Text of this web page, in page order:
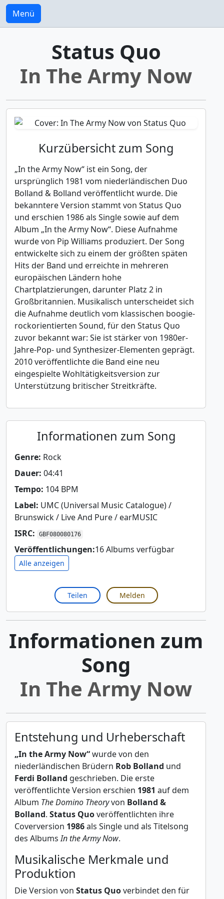
Menü
Status Quo
In The Army Now
Kurzübersicht zum Song
„In the Army Now“ ist ein Song, der
ursprünglich 1981 vom niederländischen Duo
Bolland & Bolland veröffentlicht wurde. Die
bekanntere Version stammt von Status Quo
und erschien 1986 als Single sowie auf dem
Album „In the Army Now“. Diese Aufnahme
wurde von Pip Williams produziert. Der Song
entwickelte sich zu einem der größten späten
Hits der Band und erreichte in mehreren
europäischen Ländern hohe
Chartplatzierungen, darunter Platz 2 in
Großbritannien. Musikalisch unterscheidet sich
die Aufnahme deutlich vom klassischen boogie-
rockorientierten Sound, für den Status Quo
zuvor bekannt war: Sie ist stärker von 1980er-
Jahre-Pop- und Synthesizer-Elementen geprägt.
2010 veröffentlichte die Band eine neu
eingespielte Wohltätigkeitsversion zur
Unterstützung britischer Streitkräfte.
Informationen zum Song
Genre: Rock
Dauer: 04:41
Tempo: 104 BPM
Label: UMC (Universal Music Catalogue) /
Brunswick / Live And Pure / earMUSIC
ISRC:
GBF080080176
Veröffentlichungen:16 Albums verfügbar
Alle anzeigen
Teilen Melden
Informationen zum
Song
In The Army Now
Entstehung und Urheberschaft
„In the Army Now“wurde von den
niederländischen Brüdern Rob Bolland und
Ferdi Bolland geschrieben. Die erste
veröffentlichte Version erschien 1981 auf dem
Album The Domino Theoryvon Bolland &
Bolland. Status Quoveröffentlichten ihre
Coverversion 1986als Single und als Titelsong
des AlbumsIn the Army Now.
Musikalische Merkmale und
Produktion
Die Version von Status Quoverbindet den für